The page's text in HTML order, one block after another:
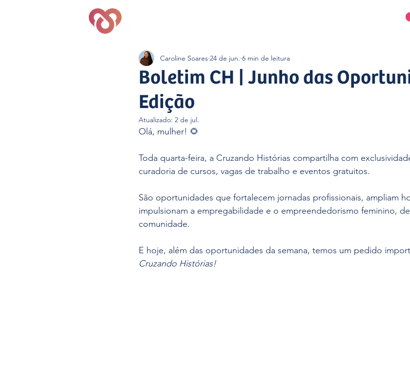
Boletim CH | Junho das
Edição
Caroline Soares 24 de jun. 6 min de leitura
Atualizado: 2 de jul.
Olá, mulher! 🌻
Toda quarta-feira, a Cruzando Histórias compartilha com
curadoria de cursos, vagas de trabalho e eventos gratuitos.
São oportunidades que fortalecem jornadas profissionais, ampliam
impulsionam a empregabilidade e o empreendedorismo feminino,
comunidade.
E hoje, além das oportunidades da semana, temos um pedido
Cruzando Histórias!